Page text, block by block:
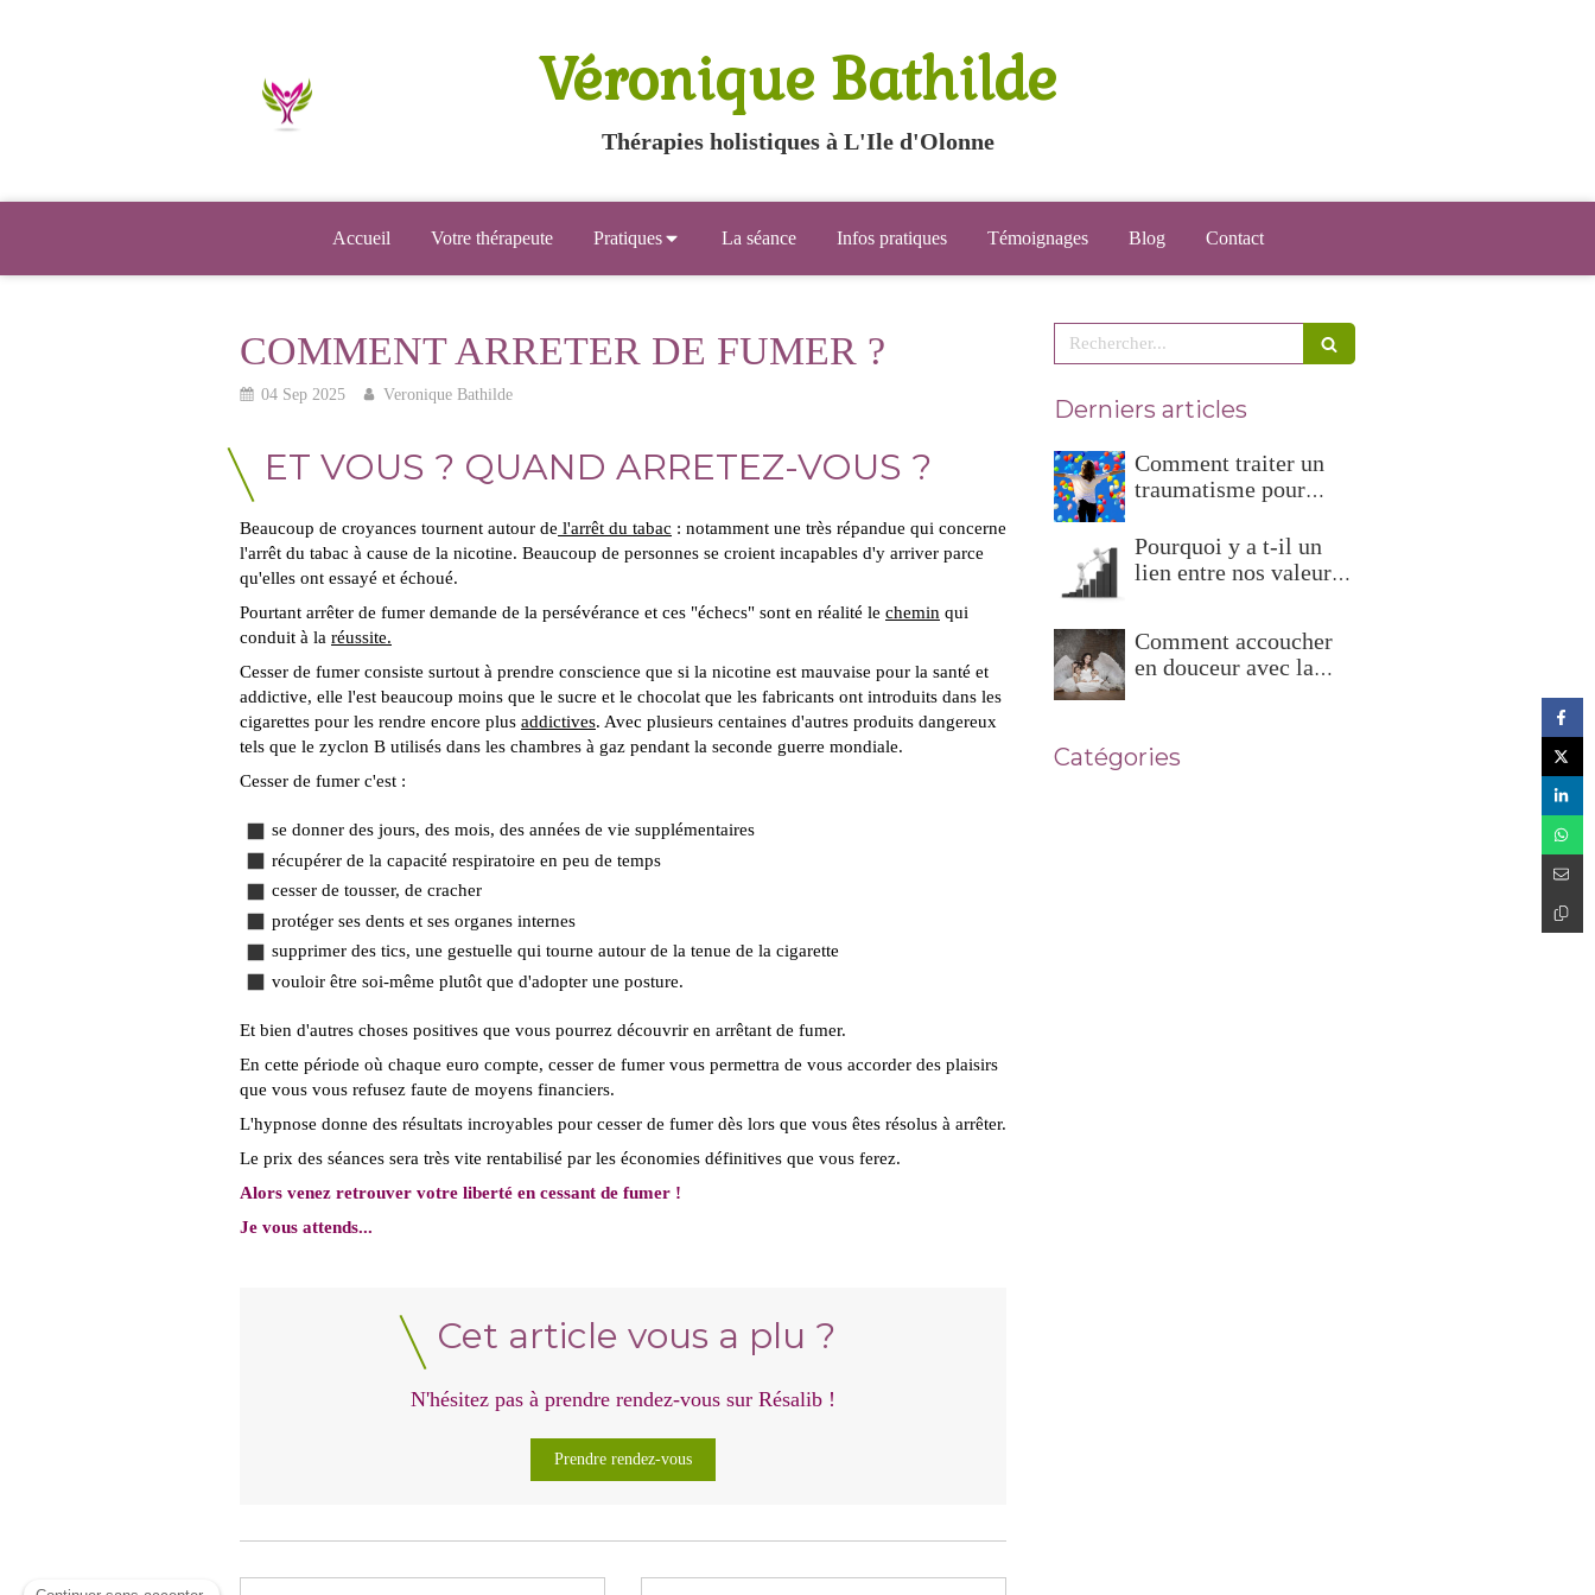
Véronique Bathilde
Thérapies holistiques à L'Ile d'Olonne
Accueil Votre thérapeute Pratiques La séance Infos pratiques Témoignages Blog Contact
COMMENT ARRETER DE FUMER ?
04 Sep 2025 Veronique Bathilde
ET VOUS ? QUAND ARRETEZ-VOUS ?
Beaucoup de croyances tournent autour de l'arrêt du tabac : notamment une très répandue qui concerne
l'arrêt du tabac à cause de la nicotine. Beaucoup de personnes se croient incapables d'y arriver parce
qu'elles ont essayé et échoué.
Pourtant arrêter de fumer demande de la persévérance et ces "échecs" sont en réalité le chemin qui
conduit à la réussite.
Cesser de fumer consiste surtout à prendre conscience que si la nicotine est mauvaise pour la santé et
addictive, elle l'est beaucoup moins que le sucre et le chocolat que les fabricants ont introduits dans les
cigarettes pour les rendre encore plus addictives. Avec plusieurs centaines d'autres produits dangereux
tels que le zyclon B utilisés dans les chambres à gaz pendant la seconde guerre mondiale.
Cesser de fumer c'est :
se donner des jours, des mois, des années de vie supplémentaires
récupérer de la capacité respiratoire en peu de temps
cesser de tousser, de cracher
protéger ses dents et ses organes internes
supprimer des tics, une gestuelle qui tourne autour de la tenue de la cigarette
vouloir être soi-même plutôt que d'adopter une posture.
Et bien d'autres choses positives que vous pourrez découvrir en arrêtant de fumer.
En cette période où chaque euro compte, cesser de fumer vous permettra de vous accorder des plaisirs
que vous vous refusez faute de moyens financiers.
L'hypnose donne des résultats incroyables pour cesser de fumer dès lors que vous êtes résolus à arrêter.
Le prix des séances sera très vite rentabilisé par les économies définitives que vous ferez.
Alors venez retrouver votre liberté en cessant de fumer !
Je vous attends...
Cet article vous a plu ?
N'hésitez pas à prendre rendez-vous sur Résalib !
Prendre rendez-vous
Rechercher
Derniers articles
Comment traiter un
traumatisme pour
Pourquoi y a t-il un
lien entre nos valeurs
Comment accoucher
en douceur avec la
Catégories